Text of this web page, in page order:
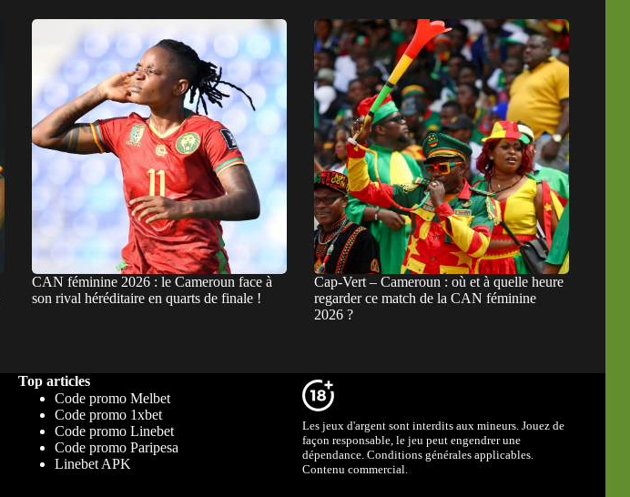
CAN féminine 2026 : le Cameroun face à
son rival héréditaire en quarts de finale !
Cap-Vert – Cameroun : où et à quelle heure
regarder ce match de la CAN féminine
2026 ?
Top articles
Code promo Melbet
Code promo 1xbet
Code promo Linebet
Code promo Paripesa
Linebet APK
Les jeux d'argent sont interdits aux mineurs. Jouez de
façon responsable, le jeu peut engendrer une
dépendance. Conditions générales applicables.
Contenu commercial.